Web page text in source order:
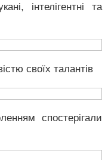
інтелігентні та
своїх талантів
спостерігали